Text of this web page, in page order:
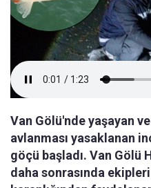
Van Gölü'nde yaşayan
avlanması yasaklanan
göçü başladı. Van Gölü
daha sonrasında